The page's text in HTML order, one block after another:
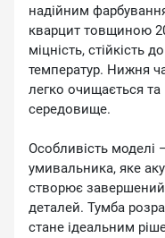
надійним
кварцит товщиною
міцність, стійкість
температур. Нижня
легко очищається
середовище.
Особливість моделі
умивальника, яке
створює
деталей. Тумба
стане ідеальним